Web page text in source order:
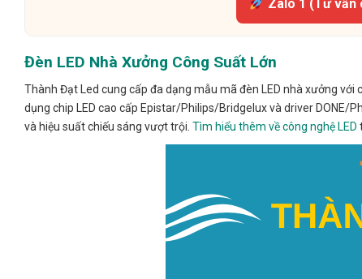
Zalo 1 (Tư vấn
Đèn LED Nhà Xưởng Công Suất Lớn
Thành Đạt Led cung cấp đa dạng mẫu mã đèn LED nhà xưởng
dụng chip LED cao cấp Epistar/Philips/Bridgelux và driver
và hiệu suất chiếu sáng vượt trội. Tìm hiểu thêm về công nghệ LED